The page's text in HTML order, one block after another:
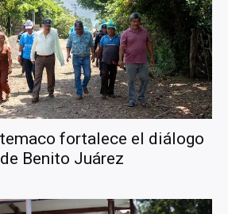
fortalece el diálogo
Benito Juárez